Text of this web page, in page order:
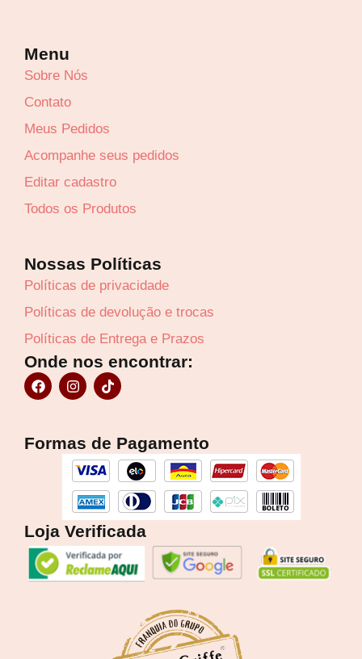
Menu
Sobre Nós
Contato
Meus Pedidos
Acompanhe seus pedidos
Editar cadastro
Todos os Produtos
Nossas Políticas
Políticas de privacidade
Políticas de devolução e trocas
Políticas de Entrega e Prazos
Onde nos encontrar:
F
a
o
I
n
g
r
a
m
T
i
k
Formas de Pagamento
Loja Verificada